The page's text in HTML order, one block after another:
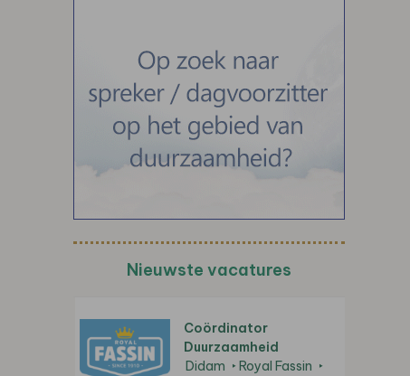
Nieuwste vacatures
Coördinator
Duurzaamheid
Didam
Royal Fassin